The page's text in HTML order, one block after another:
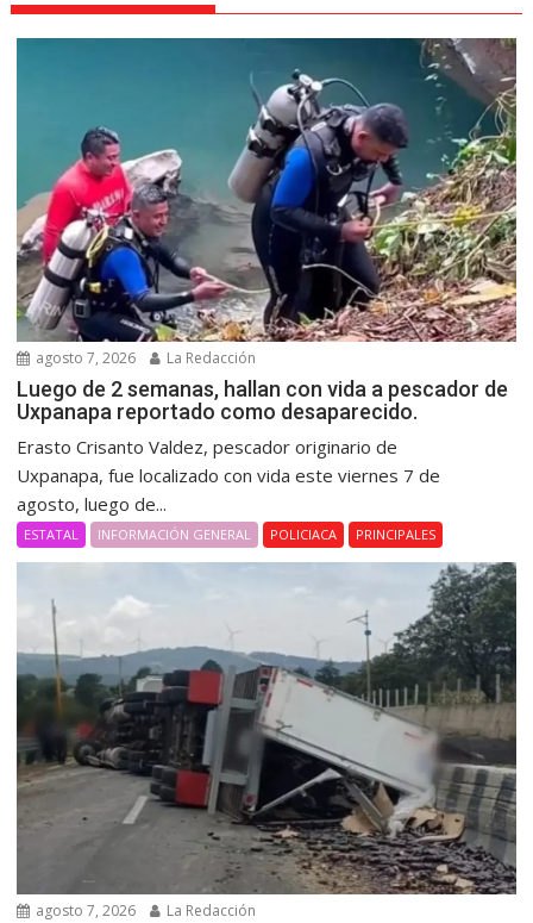
agosto 7, 2026 La Redacción
Luego de 2 semanas, hallan con vida a pescador de
Uxpanapa reportado como desaparecido.
Erasto Crisanto Valdez, pescador originario de
Uxpanapa, fue localizado con vida este viernes 7 de
agosto, luego de...
ESTATAL INFORMACIÓN GENERAL POLICIACA PRINCIPALES
agosto 7, 2026 La Redacción